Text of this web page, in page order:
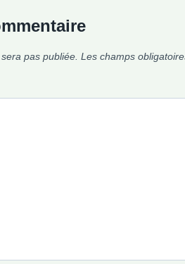
pas publiée. Les champs